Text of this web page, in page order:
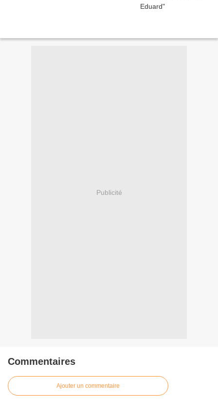
Publicité
Commentaires
Ajouter un commentaire